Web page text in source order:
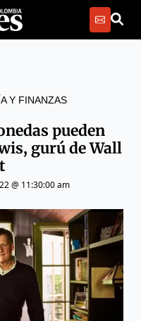
Y FINANZAS
pueden
gurú de Wall
@ 11:30:00 am